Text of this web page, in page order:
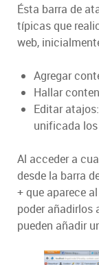
Ésta barra de
típicas que
web,
Agregar
Hallar
Editar
unificada los
Al acceder a
desde la barra
+ que aparece
poder añadirlos
pueden añadir